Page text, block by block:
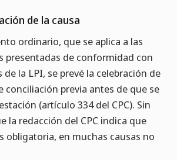
de la causa
ordinario, que se aplica a las
presentadas de conformidad con
de la LPI, se prevé la celebración de
conciliación previa antes de que se
(artículo 334 del CPC). Sin
la redacción del CPC indica que
obligatoria, en muchas causas no